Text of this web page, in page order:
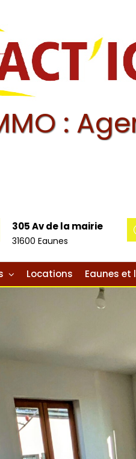
:
305 Av de la mairie
31600 Eaunes
Locations Eaunes et